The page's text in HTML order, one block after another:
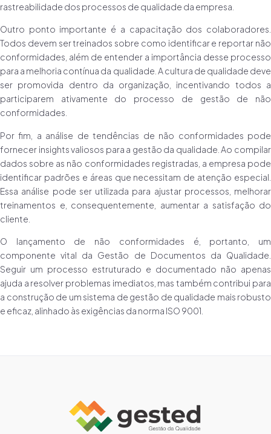
rastreabilidade dos processos de qualidade da empresa.
Outro ponto importante é a capacitação dos colaboradores.
Todos devem ser treinados sobre como identificar e reportar não
conformidades, além de entender a importância desse processo
para a melhoria contínua da qualidade. A cultura de qualidade deve
ser promovida dentro da organização, incentivando todos a
participarem ativamente do processo de gestão de não
conformidades.
Por fim, a análise de tendências de não conformidades pode
fornecer insights valiosos para a gestão da qualidade. Ao compilar
dados sobre as não conformidades registradas, a empresa pode
identificar padrões e áreas que necessitam de atenção especial.
Essa análise pode ser utilizada para ajustar processos, melhorar
treinamentos e, consequentemente, aumentar a satisfação do
cliente.
O lançamento de não conformidades é, portanto, um
componente vital da Gestão de Documentos da Qualidade.
Seguir um processo estruturado e documentado não apenas
ajuda a resolver problemas imediatos, mas também contribui para
a construção de um sistema de gestão de qualidade mais robusto
e eficaz, alinhado às exigências da norma ISO 9001.